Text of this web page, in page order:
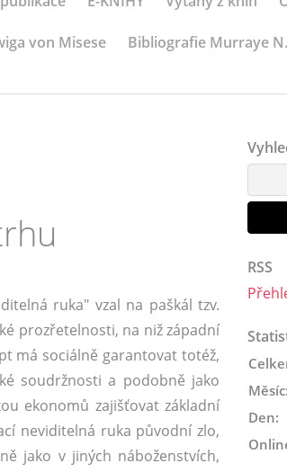
von Misese Bibliografie Murraye
ruka" vzal na paškál tzv.
prozřetelnosti, na niž západní
má sociálně garantovat totéž,
soudržnosti a podobně jako
ekonomů zajišťovat základní
neviditelná ruka původní zlo,
jako v jiných náboženstvích,
RSS
Měsíc:
Den: